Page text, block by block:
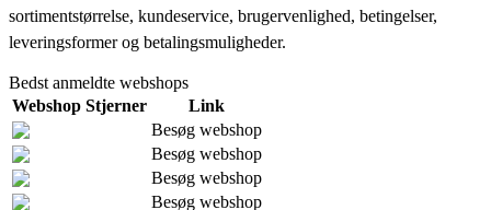
sortimentstørrelse, kundeservice, brugervenlighed, betingelser,
leveringsformer og betalingsmuligheder.
Bedst anmeldte webshops
Webshop Stjerner
Link
Besøg webshop
Besøg webshop
Besøg webshop
Besøg webshop